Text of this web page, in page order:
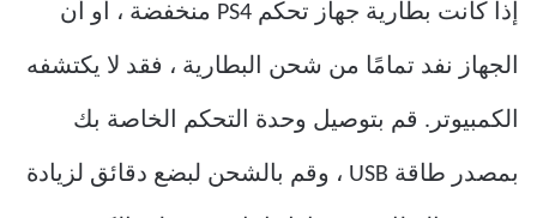
إذا كانت بطارية جهاز تحكم PS4 منخفضة ، أو أن
الجهاز نفد تمامًا من شحن البطارية ، فقد لا يكتشفه
الكمبيوتر. قم بتوصيل وحدة التحكم الخاصة بك
بمصدر طاقة USB ، وقم بالشحن لبضع دقائق لزيادة